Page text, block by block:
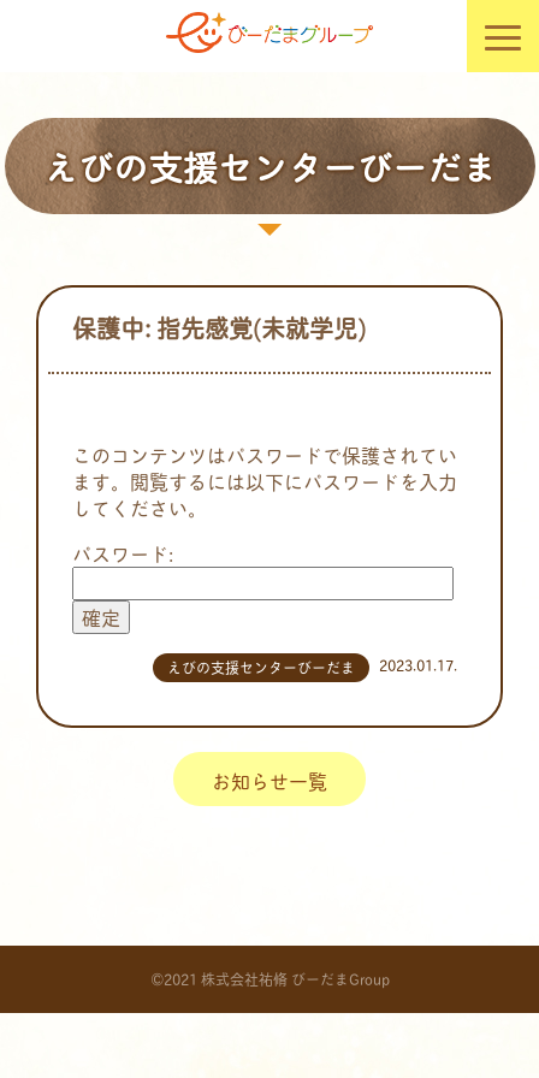
えびの支援センターびーだま
保護中: 指先感覚(未就学児)
このコンテンツはパスワードで保護されてい
ます。閲覧するには以下にパスワードを入力
してください。
パスワード:
2023.01.17.
えびの支援センターびーだま
お知らせ一覧
©2021 株式会社祐脩 びーだまGroup